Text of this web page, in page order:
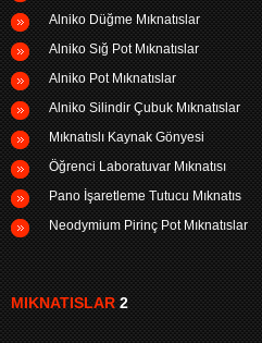
Alniko Düğme Mıknatıslar
Alniko Sığ Pot Mıknatıslar
Alniko Pot Mıknatıslar
Alniko Silindir Çubuk Mıknatıslar
Mıknatıslı Kaynak Gönyesi
Öğrenci Laboratuvar Mıknatısı
Pano İşaretleme Tutucu Mıknatıs
Neodymium Pirinç Pot Mıknatıslar
MIKNATISLAR2